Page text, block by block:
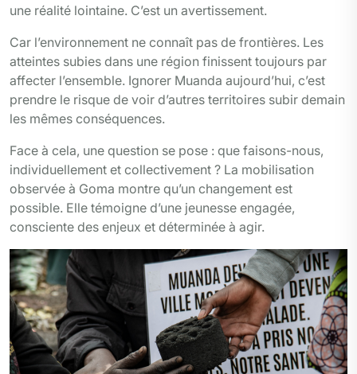
une réalité lointaine. C’est un avertissement.
Car l’environnement ne connaît pas de frontières. Les
atteintes subies dans une région finissent toujours par
affecter l’ensemble. Ignorer Muanda aujourd’hui, c’est
prendre le risque de voir d’autres territoires subir demain
les mêmes conséquences.
Face à cela, une question se pose : que faisons-nous,
individuellement et collectivement ? La mobilisation
observée à Goma montre qu’un changement est
possible. Elle témoigne d’une jeunesse engagée,
consciente des enjeux et déterminée à agir.